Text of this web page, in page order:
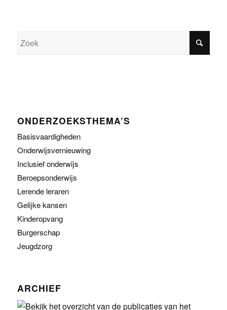
ONDERZOEKSTHEMA’S
Basisvaardigheden
Onderwijsvernieuwing
Inclusief onderwijs
Beroepsonderwijs
Lerende leraren
Gelijke kansen
Kinderopvang
Burgerschap
Jeugdzorg
ARCHIEF